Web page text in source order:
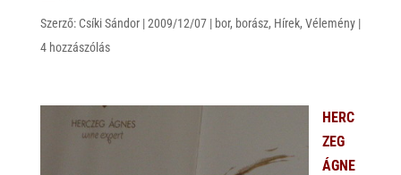
Szerző: Csíki Sándor|2009/12/07| bor, borász, Hírek, Vélemény|
4 hozzászólás
HERC
ZEG
ÁGNE